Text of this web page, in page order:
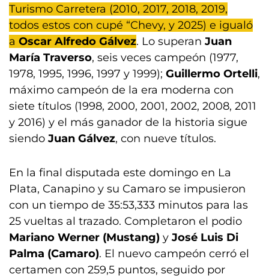
Turismo Carretera (2010, 2017, 2018, 2019,
todos estos con cupé “Chevy, y 2025) e igualó
a Oscar Alfredo Gálvez. Lo superan Juan
María Traverso, seis veces campeón (1977,
1978, 1995, 1996, 1997 y 1999); Guillermo Ortelli,
máximo campeón de la era moderna con
siete títulos (1998, 2000, 2001, 2002, 2008, 2011
y 2016) y el más ganador de la historia sigue
siendo Juan Gálvez, con nueve títulos.
En la final disputada este domingo en La
Plata, Canapino y su Camaro se impusieron
con un tiempo de 35:53,333 minutos para las
25 vueltas al trazado. Completaron el podio
Mariano Werner (Mustang) y José Luis Di
Palma (Camaro). El nuevo campeón cerró el
certamen con 259,5 puntos, seguido por